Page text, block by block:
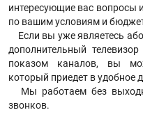
интересующие вас вопросы
по вашим условиям и
Если вы уже являетесь
дополнительный
показом каналов, вы
который приедет в удобное
Мы работаем без
звонков.